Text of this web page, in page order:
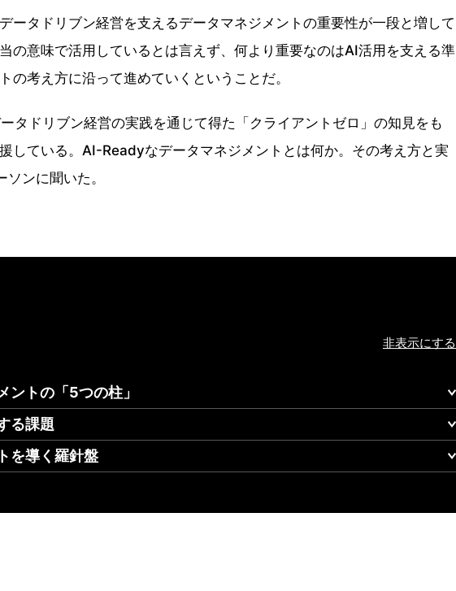
ータドリブン経営を支えるデータマネジメントの重要性が一段と増して
の意味で活用しているとは言えず、何より重要なのはAI活用を支える準
の考え方に沿って進めていくということだ。
タドリブン経営の実践を通じて得た「クライアントゼロ」の知見をも
している。AI-Readyなデータマネジメントとは何か。その考え方と実
ンに聞いた。
非表示にする
ントの「5つの柱」
る課題
を導く羅針盤